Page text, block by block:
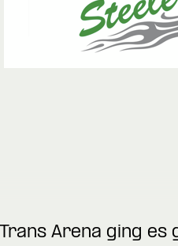
Arena ging es